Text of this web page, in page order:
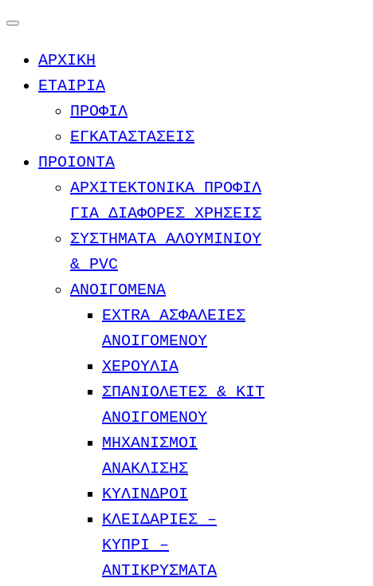
Μετάβαση
περιεχόμενο
ΑΡΧΙΚΗ
ΕΤΑΙΡΙΑ
ΠΡΟΦΙΛ
ΕΓΚΑΤΑΣΤΑΣΕΙΣ
ΠΡΟΙΟΝΤΑ
ΑΡΧΙΤΕΚΤΟΝΙΚΑ ΠΡΟΦΙΛ
ΓΙΑ ΔΙΑΦΟΡΕΣ ΧΡΗΣΕΙΣ
ΣΥΣΤΗΜΑΤΑ ΑΛΟΥΜΙΝΙΟΥ
& PVC
ΑΝΟΙΓΟΜΕΝΑ
EXTRA ΑΣΦΑΛΕΙΕΣ
ΑΝΟΙΓΟΜΕΝΟΥ
ΧΕΡΟΥΛΙΑ
ΣΠΑΝΙΟΛΕΤΕΣ & ΚΙΤ
ΑΝΟΙΓΟΜΕΝΟΥ
ΜΗΧΑΝΙΣΜΟΙ
ΑΝΑΚΛΙΣΗΣ
ΚΥΛΙΝΔΡΟΙ
ΚΛΕΙΔΑΡΙΕΣ –
KYΠΡΙ –
ΑΝΤΙΚΡΥΣΜΑΤΑ